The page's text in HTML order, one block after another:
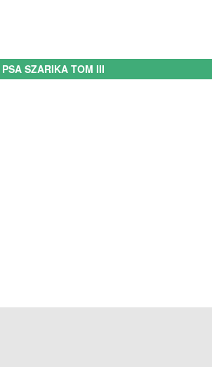
PSA SZARIKA TOM III